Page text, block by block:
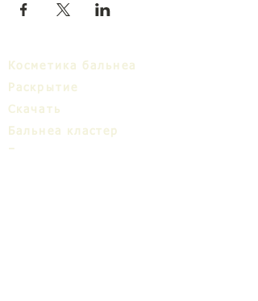
Косметика бальнеа
Раскрытие
Cкачать
Бальнеa кластер